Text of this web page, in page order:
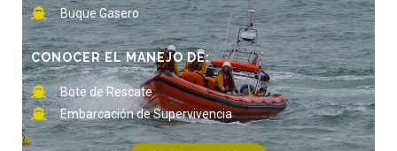
Buque Gasero
CONOCER EL MANEJO DE:
Bote de Rescate
Embarcación de Supervivencia